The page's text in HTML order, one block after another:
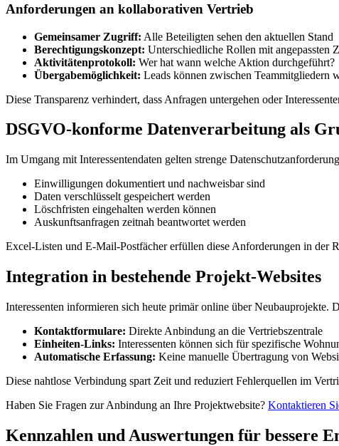
Anforderungen an kollaborativen Vertrieb
Gemeinsamer Zugriff: Alle Beteiligten sehen den aktuellen Stand
Berechtigungskonzept: Unterschiedliche Rollen mit angepassten
Aktivitätenprotokoll: Wer hat wann welche Aktion durchgeführt?
Übergabemöglichkeit: Leads können zwischen Teammitgliedern
Diese Transparenz verhindert, dass Anfragen untergehen oder
DSGVO-konforme Datenverarbeitung als
Im Umgang mit Interessentendaten gelten strenge
Einwilligungen dokumentiert und nachweisbar sind
Daten verschlüsselt gespeichert werden
Löschfristen eingehalten werden können
Auskunftsanfragen zeitnah beantwortet werden
Excel-Listen und E-Mail-Postfächer erfüllen diese Anforderungen in der
Integration in bestehende Projekt-Websites
Interessenten informieren sich heute primär online über Neubauprojekte.
Kontaktformulare: Direkte Anbindung an die Vertriebszentrale
Einheiten-Links: Interessenten können sich für spezifische
Automatische Erfassung: Keine manuelle Übertragung von
Diese nahtlose Verbindung spart Zeit und reduziert Fehlerquellen im
Haben Sie Fragen zur Anbindung an Ihre Projektwebsite? Kontaktieren
Kennzahlen und Auswertungen für bessere